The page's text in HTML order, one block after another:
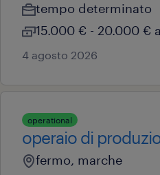
tempo determinato
15.000 € - 20.000 €
4 agosto 2026
operational
operaio di
fermo, marche